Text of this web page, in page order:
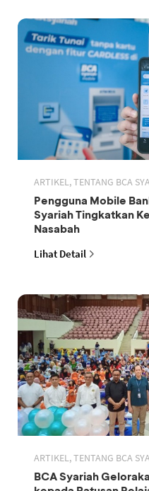
ARTIKEL, TENTANG BCA
Pengguna Mobile
Syariah Tingkatkan
Nasabah
Lihat Detail
ARTIKEL, TENTANG BCA
BCA Syariah